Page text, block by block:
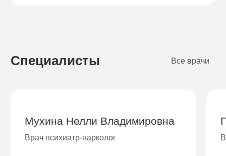
Специалисты Все врачи
Мухина Нелли Владимировна
Врач психиатр-нарколог